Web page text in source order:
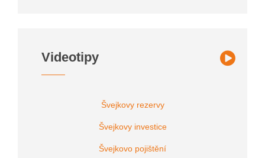
Videotipy
Švejkovy rezervy
Švejkovy investice
Švejkovo pojištění